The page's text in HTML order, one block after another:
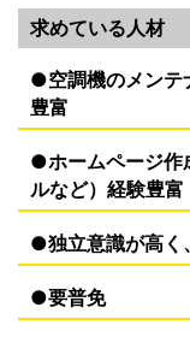
求めている人材
●空調機のメンテ
豊富
●ホームページ作
ルなど）経験豊富
●独立意識が高く
●要普免